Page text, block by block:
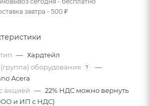
завтра - 500 ₽
— Хардтейл
оборудования
?
—
Acera
акцией — 22% НДС можно вернуть
и ИП с НДС)